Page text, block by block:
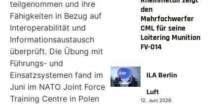
teilgenommen und ihre
Fähigkeiten in Bezug auf
Interoperabilität und
Informationsaustausch
überprüft. Die Übung mit
Führungs- und
Einsatzsystemen fand im
Juni im NATO Joint Force
Training Centre in Polen
den
Mehrfachwerfer
CML für seine
Loitering Munition
FV-014
ILA Berlin
Luft
12. Juni 2026